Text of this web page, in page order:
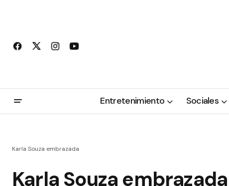
Entretenimiento Sociales
Karla Souza embrazada
Karla Souza embrazada